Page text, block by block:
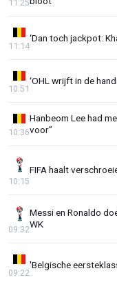
11:25
‘Dan toch jackpot:
11:14
‘OHL wrijft in de
10:51
Hanbeom Lee had
voor”
10:36
FIFA haalt
10:15
Messi en Ronaldo
WK
09:32
'Belgische
09:22